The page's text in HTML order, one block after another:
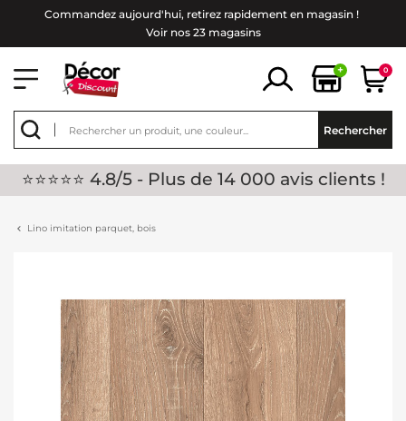
Commandez aujourd'hui, retirez rapidement en magasin !
Voir nos 23 magasins
+ 0
Rechercher
⭐⭐⭐⭐⭐ 4.8/5 - Plus de 14 000 avis clients !
Lino imitation parquet, bois